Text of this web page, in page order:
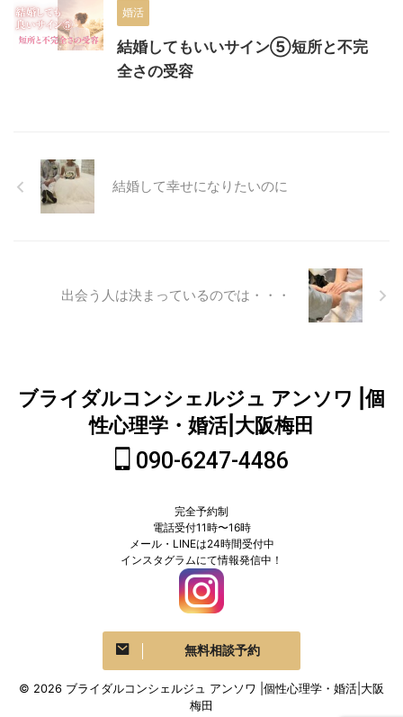
婚活
結婚してもいいサイン⑤短所と不完
全さの受容
結婚して幸せになりたいのに
出会う人は決まっているのでは・・・
ブライダルコンシェルジュ アンソワ |個
性心理学・婚活|大阪梅田
090-6247-4486
完全予約制
電話受付11時〜16時
メール・LINEは24時間受付中
インスタグラムにて情報発信中！
無料相談予約
© 2026 ブライダルコンシェルジュ アンソワ |個性心理学・婚活|大阪
梅田